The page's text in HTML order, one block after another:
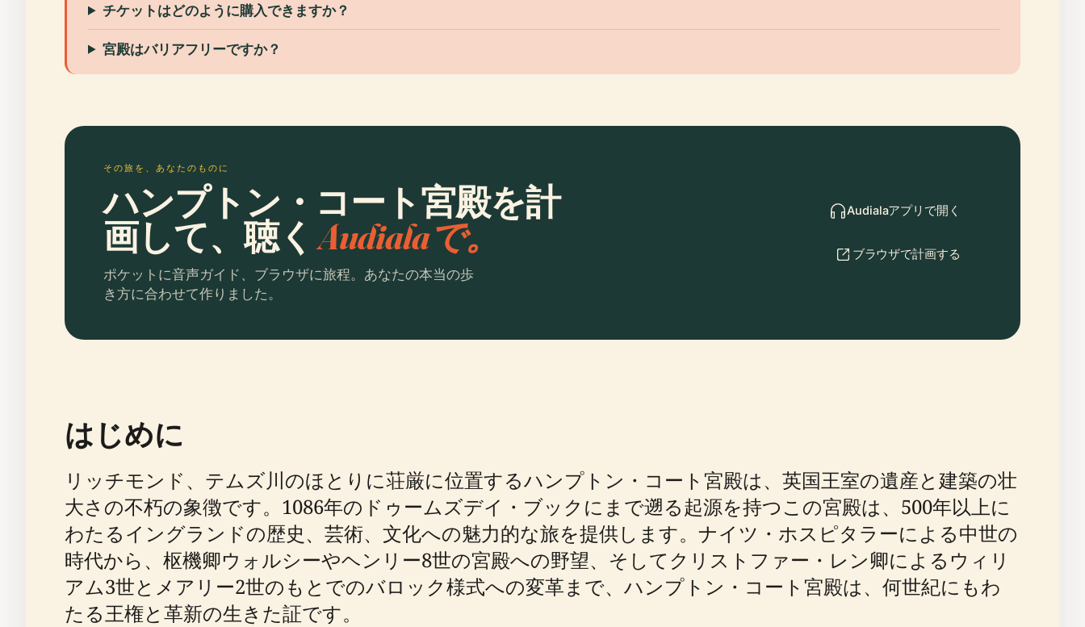
チケットはどのように購入できますか？
宮殿はバリアフリーですか？
その旅を、あなたのものに
ハンプトン・コート宮殿を計
画して、聴くAudialaで。
ポケットに音声ガイド、ブラウザに旅程。あなたの本当の歩
き方に合わせて作りました。
Audialaアプリで開く
ブラウザで計画する
はじめに
リッチモンド、テムズ川のほとりに荘厳に位置するハンプトン・コート宮殿は、英国王室の遺産と建築の壮
大さの不朽の象徴です。1086年のドゥームズデイ・ブックにまで遡る起源を持つこの宮殿は、500年以上に
わたるイングランドの歴史、芸術、文化への魅力的な旅を提供します。ナイツ・ホスピタラーによる中世の
時代から、枢機卿ウォルシーやヘンリー8世の宮殿への野望、そしてクリストファー・レン卿によるウィリ
アム3世とメアリー2世のもとでのバロック様式への変革まで、ハンプトン・コート宮殿は、何世紀にもわ
たる王権と革新の生きた証です。